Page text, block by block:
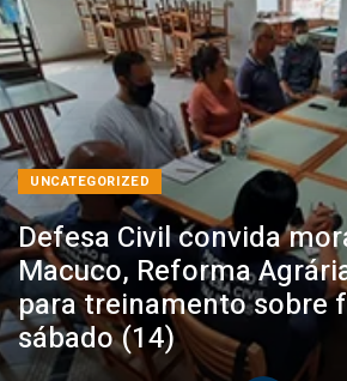
UNCATEGORIZED
Defesa Civil convida
Macuco, Reforma
para treinamento sobre
sábado (14)